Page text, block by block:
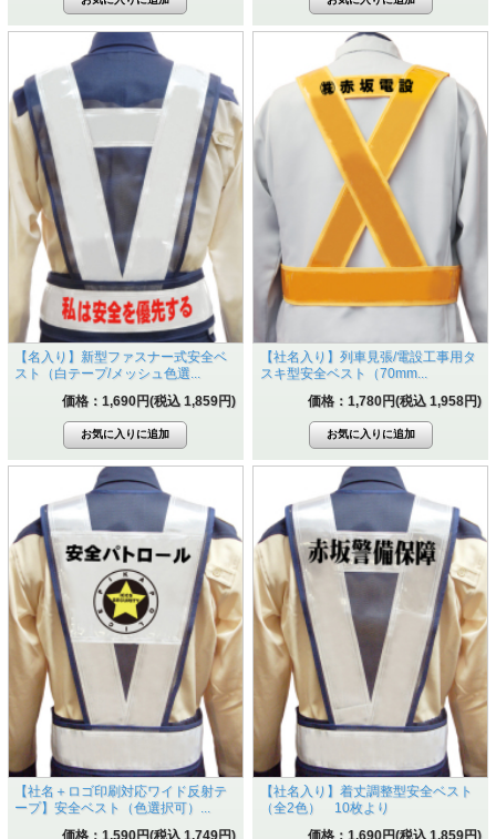
【名入り】新型ファスナー式安全ベ
スト（白テープ/メッシュ色選...
価格：1,690円(税込 1,859円)
【社名入り】列車見張/電設工事用タ
スキ型安全ベスト（70mm...
価格：1,780円(税込 1,958円)
【社名＋ロゴ印刷対応ワイド反射テ
ープ】安全ベスト（色選択可）...
価格：1,590円(税込 1,749円)
【社名入り】着丈調整型安全ベスト
（全2色） 10枚より
価格：1,690円(税込 1,859円)